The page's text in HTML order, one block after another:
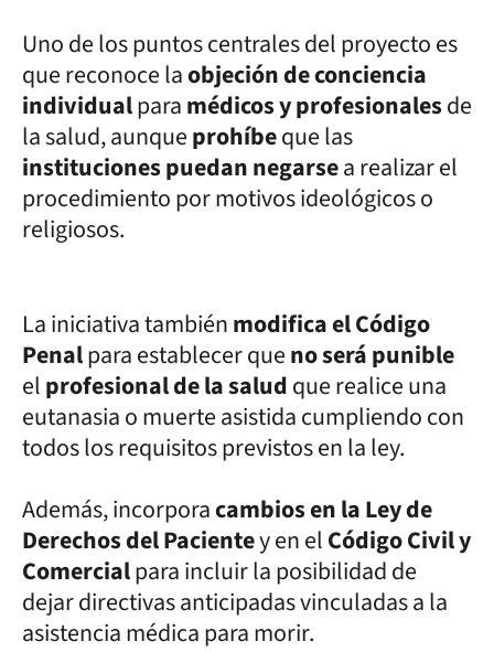
Uno de los puntos centrales del proyecto es
que reconoce laobjeción de conciencia
individualparamédicos y profesionalesde
la salud, aunqueprohíbeque las
instituciones puedan negarsea realizar el
procedimiento por motivos ideológicos o
religiosos.
La iniciativa tambiénmodifica el Código
Penalpara establecer queno será punible
elprofesional de la saludque realice una
eutanasia o muerte asistida cumpliendo con
todos los requisitos previstos en la ley.
Además, incorporacambios en la Ley de
Derechos del Pacientey en elCódigo Civil y
Comercialpara incluir la posibilidad de
dejar directivas anticipadas vinculadas a la
asistencia médica para morir.